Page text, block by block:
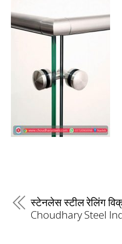
स्टेनलेस स्टील रेलिंग
Choudhary Steel